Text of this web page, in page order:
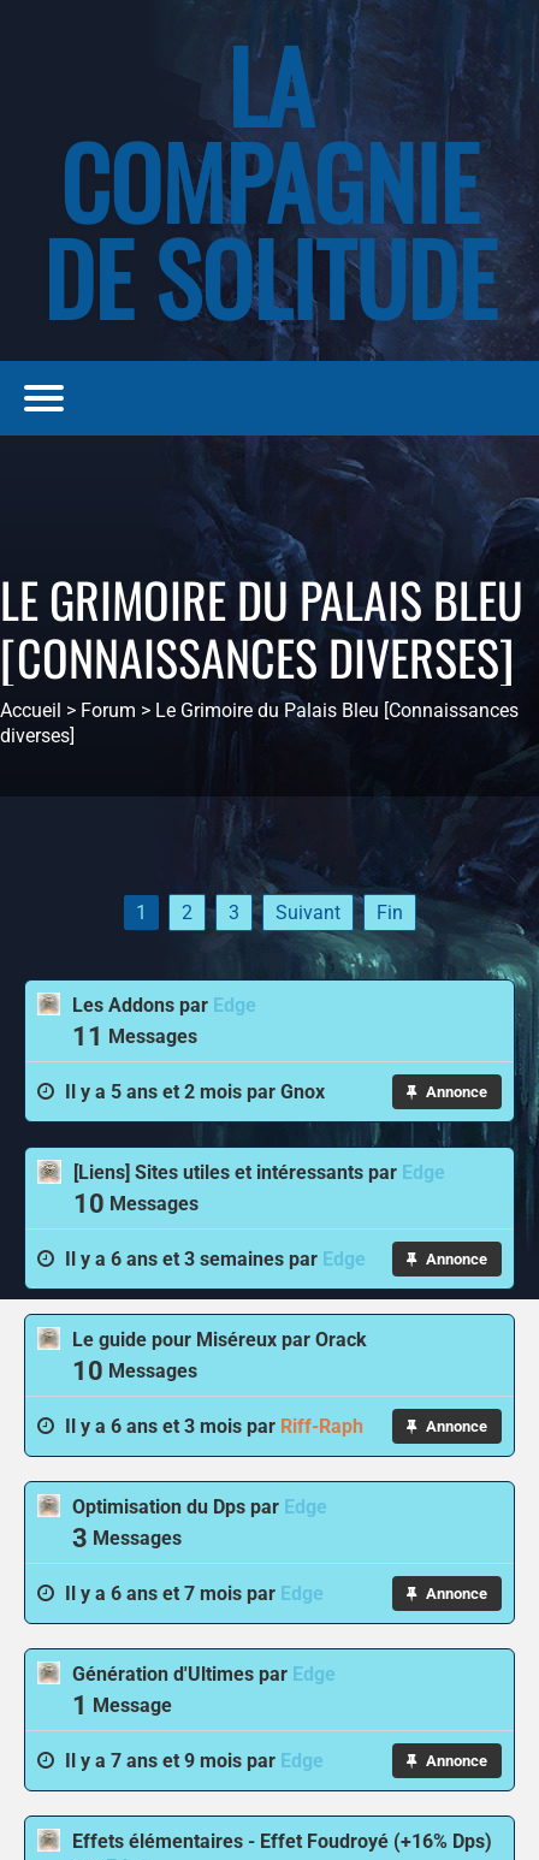
LA
COMPAGNIE
DE SOLITUDE
LE GRIMOIRE DU PALAIS BLEU
[CONNAISSANCES DIVERSES]
Accueil > Forum > Le Grimoire du Palais Bleu [Connaissances
diverses]
1 2 3 Suivant Fin
Les Addonspar Edge
11 Messages
Il y a 5 ans et 2 mois par Gnox Annonce
[Liens] Sites utiles et intéressants par Edge
10 Messages
Il y a 6 ans et 3 semaines par Edge Annonce
Le guide pour Miséreuxpar Orack
10 Messages
Il y a 6 ans et 3 mois par Riff-Raph Annonce
Optimisation du Dpspar Edge
3 Messages
Il y a 6 ans et 7 mois par Edge Annonce
Génération d'Ultimespar Edge
1 Message
Il y a 7 ans et 9 mois par Edge Annonce
Effets élémentaires - Effet Foudroyé (+16% Dps)